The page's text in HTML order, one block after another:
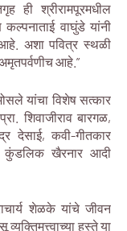
ही श्रीरामपूरमधील
वाघुंडे यांनी
अशा पवित्र स्थळी
आहे.”
यांचा विशेष सत्कार
शिवाजीराव बारगळ,
देसाई, कवी-गीतकार
कुंडलिक खैरनार आदी
शेळके यांचे जीवन
हस्ते या